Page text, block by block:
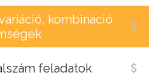
kombináció
feladatok